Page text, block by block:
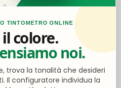
a 4 e 5 stelle.
leggerle tutte >
Successivo
Oggi
TINTOMETRO ONLINE
colore.
noi.
trova la tonalità che desideri
Il configuratore individua la